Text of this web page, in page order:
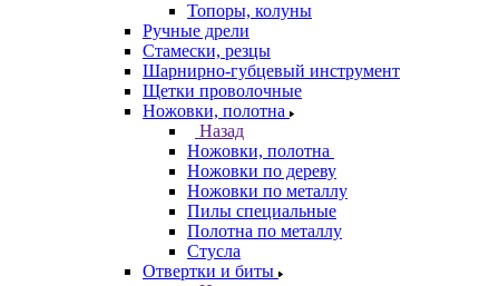
Топоры, колуны
Ручные дрели
Стамески, резцы
Шарнирно-губцевый инструмент
Щетки проволочные
Ножовки, полотна
Назад
Ножовки, полотна
Ножовки по дереву
Ножовки по металлу
Пилы специальные
Полотна по металлу
Стусла
Отвертки и биты